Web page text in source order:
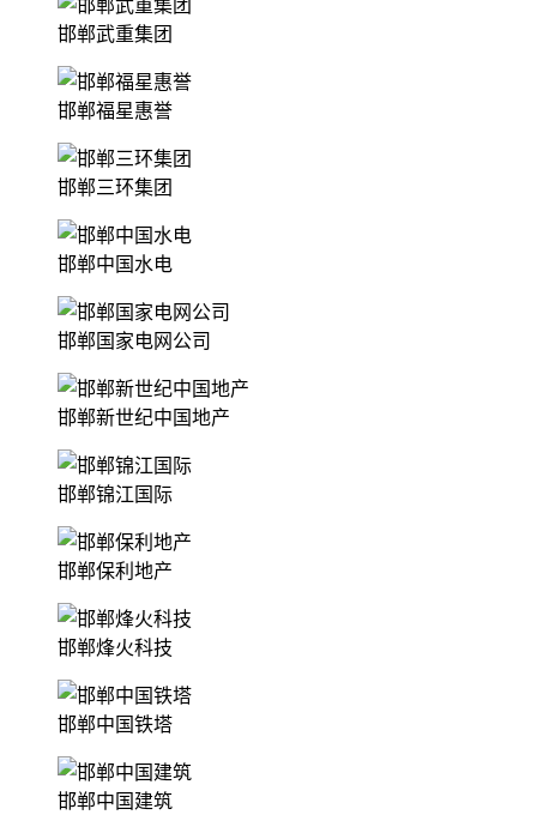
邯郸武重集团
邯郸福星惠誉
邯郸三环集团
邯郸中国水电
邯郸国家电网公司
邯郸新世纪中国地产
邯郸锦江国际
邯郸保利地产
邯郸烽火科技
邯郸中国铁塔
邯郸中国建筑